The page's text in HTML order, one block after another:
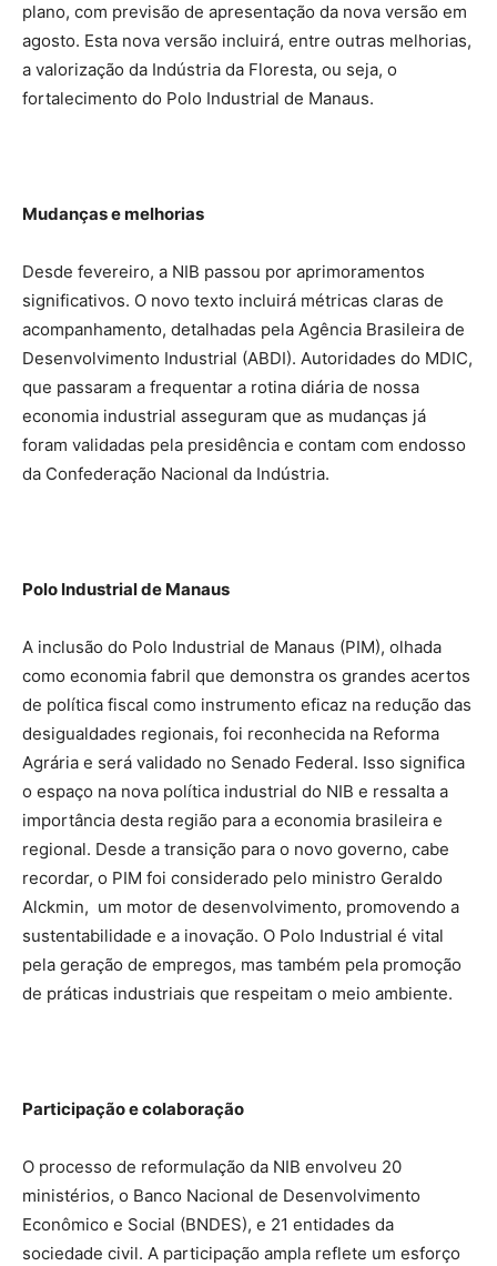
plano, com previsão de apresentação da nova versão em
agosto. Esta nova versão incluirá, entre outras melhorias,
a valorização da Indústria da Floresta, ou seja, o
fortalecimento do Polo Industrial de Manaus.
Mudanças e melhorias
Desde fevereiro, a NIB passou por aprimoramentos
significativos. O novo texto incluirá métricas claras de
acompanhamento, detalhadas pela Agência Brasileira de
Desenvolvimento Industrial (ABDI). Autoridades do MDIC,
que passaram a frequentar a rotina diária de nossa
economia industrial asseguram que as mudanças já
foram validadas pela presidência e contam com endosso
da Confederação Nacional da Indústria.
Polo Industrial de Manaus
A inclusão do Polo Industrial de Manaus (PIM), olhada
como economia fabril que demonstra os grandes acertos
de política fiscal como instrumento eficaz na redução das
desigualdades regionais, foi reconhecida na Reforma
Agrária e será validado no Senado Federal. Isso significa
o espaço na nova política industrial do NIB e ressalta a
importância desta região para a economia brasileira e
regional. Desde a transição para o novo governo, cabe
recordar, o PIM foi considerado pelo ministro Geraldo
Alckmin, um motor de desenvolvimento, promovendo a
sustentabilidade e a inovação. O Polo Industrial é vital
pela geração de empregos, mas também pela promoção
de práticas industriais que respeitam o meio ambiente.
Participação e colaboração
O processo de reformulação da NIB envolveu 20
ministérios, o Banco Nacional de Desenvolvimento
Econômico e Social (BNDES), e 21 entidades da
sociedade civil. A participação ampla reflete um esforço